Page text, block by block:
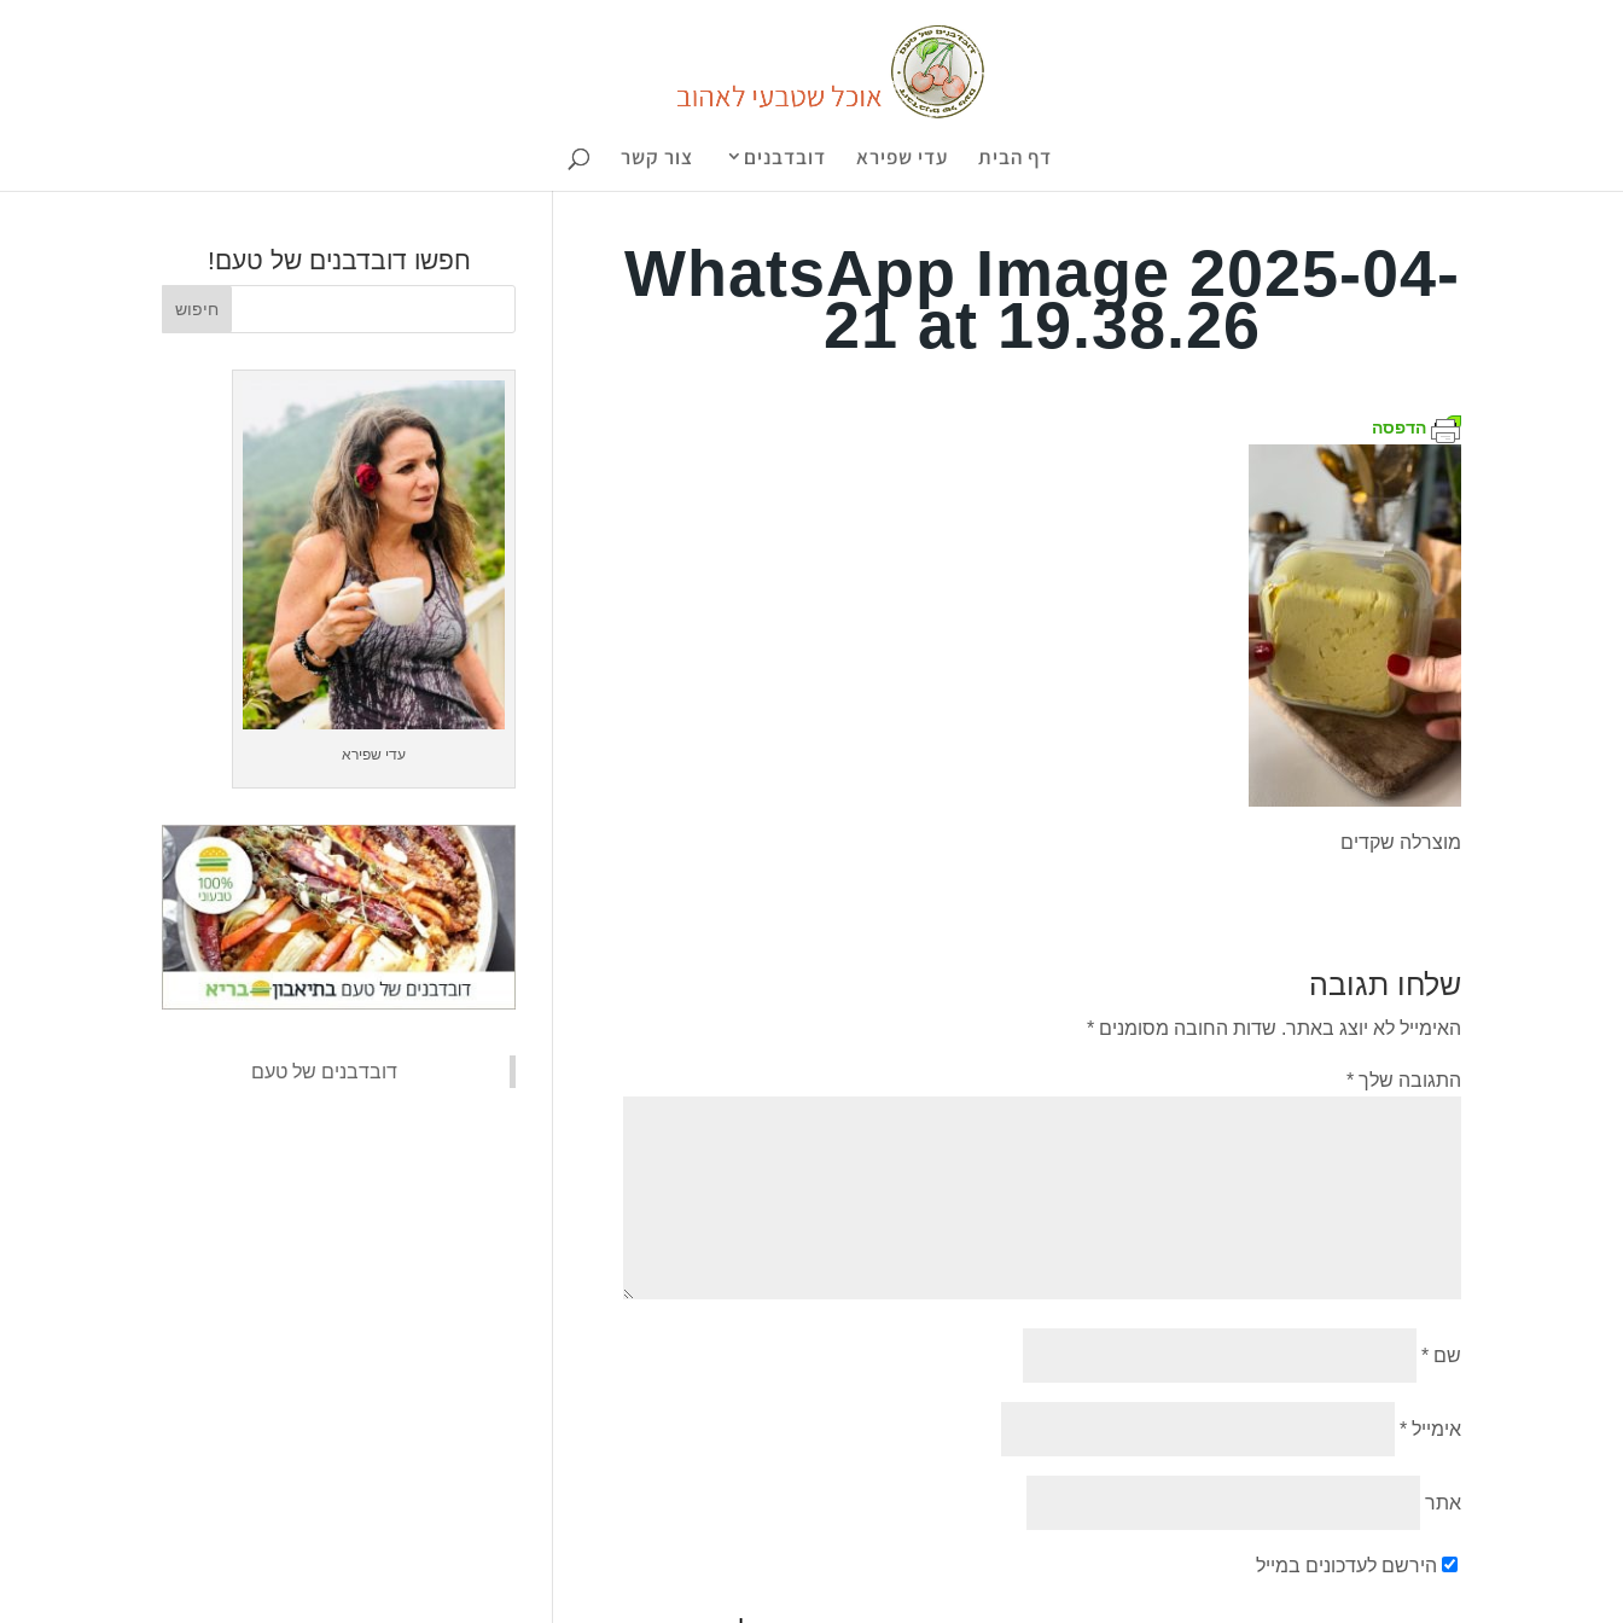
דף הבית עדי שפירא דובדבנים צור קשר
WhatsApp Image 2025-04-
21 at 19.38.26
הדפסה
מוצרלה שקדים
שלחו תגובה
האימייל לא יוצג באתר. שדות החובה מסומנים*
התגובה שלך*
שם*
אימייל*
אתר
הירשם לעדכונים במייל
חפשו דובדבנים של טעם!
עדי שפירא
‏דובדבנים של טעם‏